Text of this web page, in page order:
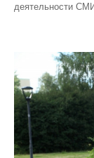
деятельности